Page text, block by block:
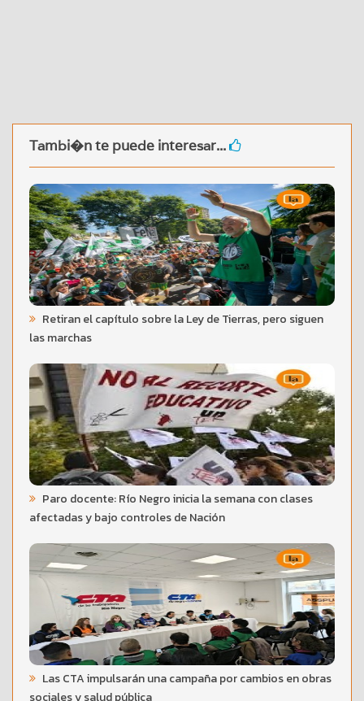
Tambi�n te puede interesar...
Retiran el capítulo sobre la Ley de Tierras, pero siguen
las marchas
Paro docente: Río Negro inicia la semana con clases
afectadas y bajo controles de Nación
Las CTA impulsarán una campaña por cambios en obras
sociales y salud pública